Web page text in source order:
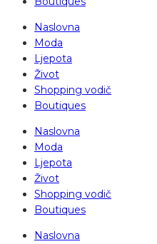
Naslovna
Moda
Ljepota
Život
Shopping vodič
Boutiques
Naslovna
Moda
Ljepota
Život
Shopping vodič
Boutiques
Naslovna